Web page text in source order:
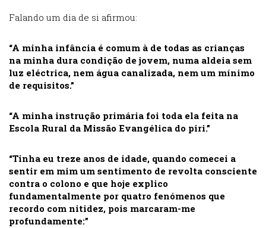
Falando um dia de si afirmou:
“A minha infância é comum à de todas as crianças
na minha dura condição de jovem, numa aldeia sem
luz eléctrica, nem água canalizada, nem um mínimo
de requisitos.”
“A minha instrução primária foi toda ela feita na
Escola Rural da Missão Evangélica do piri.”
“Tinha eu treze anos de idade, quando comecei a
sentir em mim um sentimento de revolta consciente
contra o colono e que hoje explico
fundamentalmente por quatro fenómenos que
recordo com nitidez, pois marcaram-me
profundamente:”